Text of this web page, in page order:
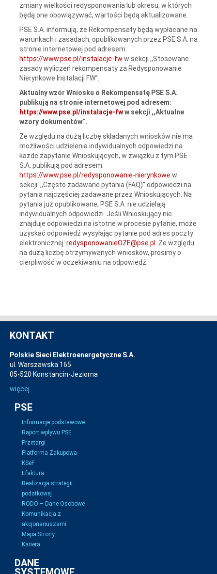
zmiany wielkości redysponowania lub okresu, w których
będą one obowiązywać, wartości będą aktualizowane.
PSE S.A. informują, że Rekompensaty będą wypłacane na
warunkach i zasadach, opublikowanych przez PSE S.A. na
stronie internetowej pod adresem:
https://www.pse.pl/instalacje-fw w sekcji ,,Stosowane
zasady wyliczeń rekompensaty za Redysponowanie
Nierynkowe Instalacji FW”.
Aktualny wzór Wniosku o Rekompensatę PSE S.A.
publikują na stronie internetowej pod adresem:
https://www.pse.pl/instalacje-fww sekcji ,,Aktualne
wzory dokumentów”.
Ze względu na dużą liczbę składanych wniosków nie ma
możliwości udzielenia indywidualnych odpowiedzi na
każde zapytanie Wnioskujących, w związku z tym PSE
S.A. publikują pod adresem:
https://www.pse.pl/redysponowanie-nierynkowe w
sekcji: ,,Często zadawane pytania (FAQ)” odpowiedzi na
pytania najczęściej zadawane przez Wnioskujących. Na
pytania już opublikowane, PSE S.A. nie udzielają
indywidualnych odpowiedzi. Jeśli Wnioskujący nie
znajduje odpowiedzi na istotne w procesie pytanie, może
uzyskać odpowiedź wysyłając pytanie pod adres poczty
elektronicznej: redysponowanieOZE@pse.pl
. Ze względu
na dużą liczbę otrzymywanych wniosków, prosimy o
cierpliwość w oczekiwaniu na odpowiedź.
KONTAKT
Polskie Sieci Elektroenergetyczne S.A.
ul. Warszawska 165
05-520 Konstancin-Jeziorna
więcej
PSE
Informacje podstawowe
Raport wpływu PSE
Przetargi
Platforma Zakupowa
KSeF
Efaktura
Realizacja strategii
podatkowej
RODO – Dane Osobowe
Komunikacja z
akcjonariuszami
Mapa Strony
Kariera
DANE